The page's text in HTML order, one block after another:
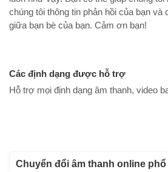
chúng tôi thông tin phản hồi của bạn và
giữa bạn bè của bạn. Cảm ơn bạn!
Các định dạng được hỗ trợ
Hỗ trợ mọi định dạng âm thanh, video
Chuyển đổi âm thanh online phổ